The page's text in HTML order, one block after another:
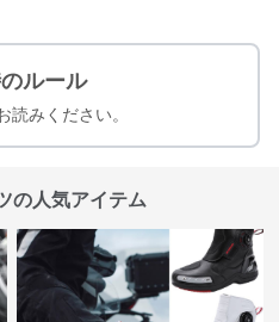
ルール
読みください。
の人気アイテム